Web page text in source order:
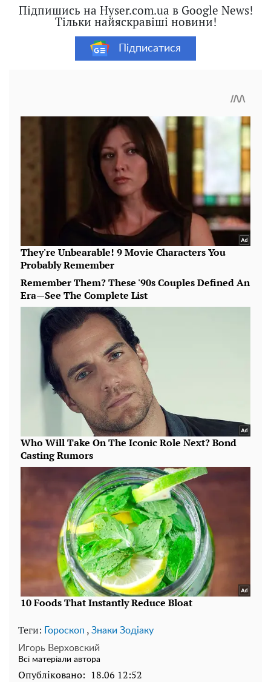
Підпишись на Hyser.com.ua в Google News!
Тільки найяскравіші новини!
Підписатися
Теги: Гороскоп , Знаки Зодіаку
Игорь Верховский
Всі матеріали автора
Опубліковано: 18.06 12:52